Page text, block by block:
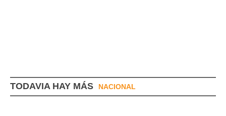
TODAVIA HAY MÁS NACIONAL